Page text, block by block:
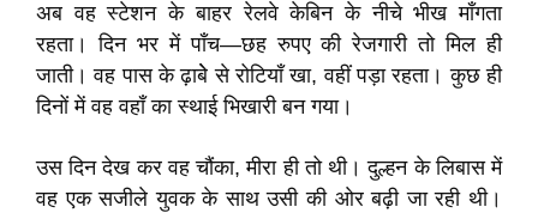
अब वह स्टेशन के बाहर रेलवे केबिन के नीचे भीख माँगता
रहता। दिन भर में पाँच—छह रुपए की रेजगारी तो मिल ही
जाती। वह पास के ढ़ाबेे से रोटियाँ खा, वहीं पड़ा रहता। कुछ ही
दिनों में वह वहाँ का स्थाई भिखारी बन गया।
उस दिन देख कर वह चौंका, मीरा ही तो थी। दुल्हन के लिबास में
वह एक सजीले युवक के साथ उसी की ओर बढ़ी जा रही थी।